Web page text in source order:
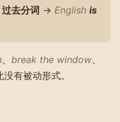
过去分词 → English is
break the window
有被动形式。